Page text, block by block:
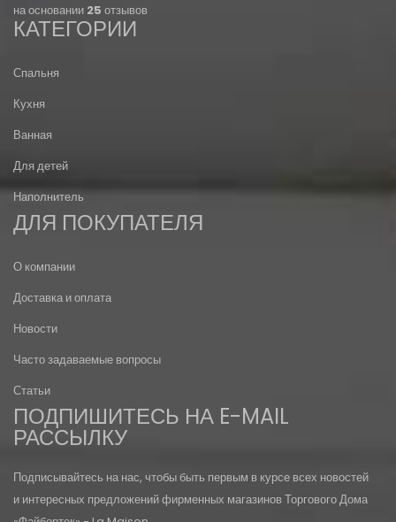
на основании 25 отзывов
КАТЕГОРИИ
Спальня
Кухня
Ванная
Для детей
Наполнитель
ДЛЯ ПОКУПАТЕЛЯ
О компании
Доставка и оплата
Новости
Часто задаваемые вопросы
Статьи
ПОДПИШИТЕСЬ НА E-MAIL
РАССЫЛКУ
Подписывайтесь на нас, чтобы быть первым в курсе всех новостей
и интересных предложений фирменных магазинов Торгового Дома